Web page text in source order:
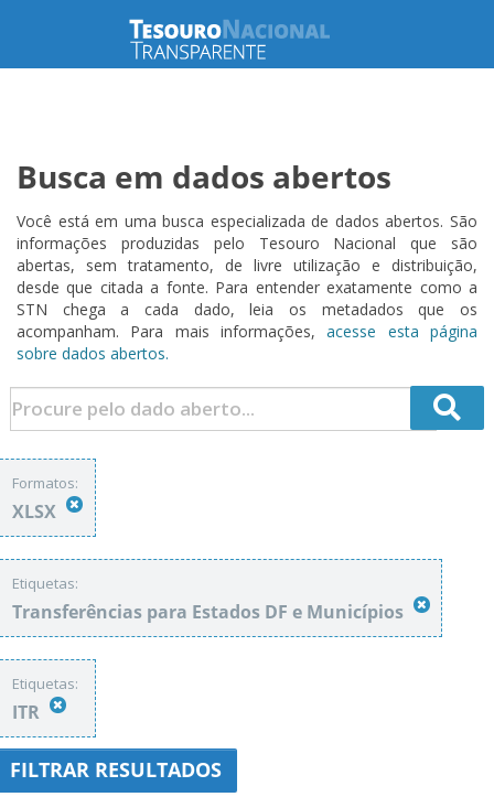
Busca em dados abertos
Você está em uma busca especializada de dados abertos. São
informações produzidas pelo Tesouro Nacional que são
abertas, sem tratamento, de livre utilização e distribuição,
desde que citada a fonte. Para entender exatamente como a
STN chega a cada dado, leia os metadados que os
acompanham. Para mais informações,acesse esta página
sobre dados abertos.
Formatos:
XLSX
Etiquetas:
Transferências para Estados DF e Municípios
Etiquetas:
ITR
FILTRAR RESULTADOS